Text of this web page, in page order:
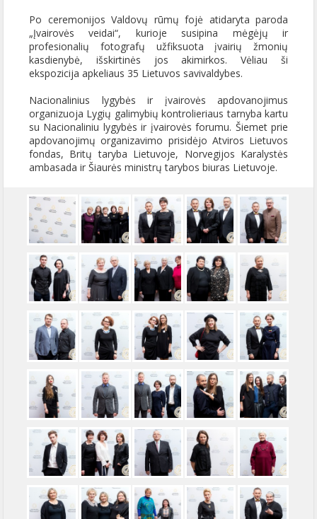
Po ceremonijos Valdovų rūmų fojė atidaryta paroda
„Įvairovės veidai“, kurioje susipina mėgėjų ir
profesionalių fotografų užfiksuota įvairių žmonių
kasdienybė, išskirtinės jos akimirkos. Vėliau ši
ekspozicija apkeliaus 35 Lietuvos savivaldybes.
Nacionalinius lygybės ir įvairovės apdovanojimus
organizuoja Lygių galimybių kontrolieriaus tarnyba kartu
su Nacionaliniu lygybės ir įvairovės forumu. Šiemet prie
apdovanojimų organizavimo prisidėjo Atviros Lietuvos
fondas, Britų taryba Lietuvoje, Norvegijos Karalystės
ambasada ir Šiaurės ministrų tarybos biuras Lietuvoje.